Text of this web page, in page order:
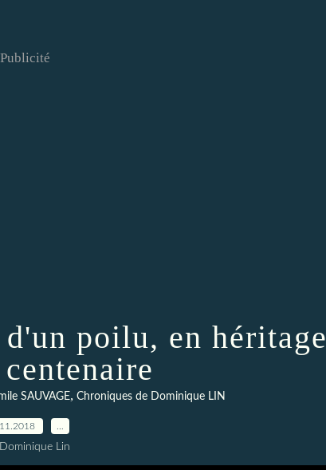
Publicité
poilu, en héritage
SAUVAGE, Chroniques de Dominique LIN
Lin